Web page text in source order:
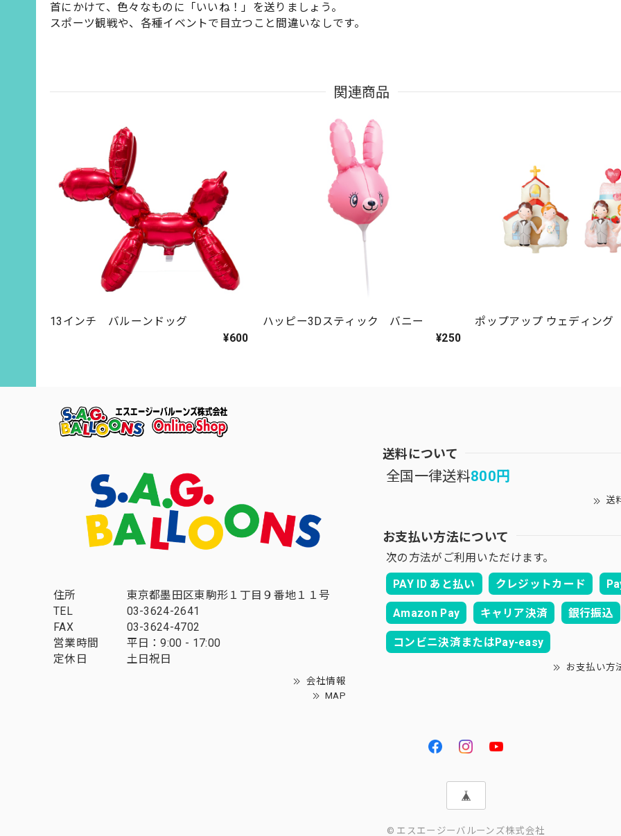
首にかけて、色々なものに「いいね！」を送りましょう。
スポーツ観戦や、各種イベントで目立つこと間違いなしです。
関連商品
13インチ バルーンドッグ
¥600
ハッピー3Dスティック バニー
¥250
ポップアップ ウェディング
住所
東京都墨田区東駒形１丁目９番地１１号
TEL
03-3624-2641
FAX
03-3624-4702
営業時間
平日：9:00 - 17:00
定休日
土日祝日
会社情報
MAP
送料について
全国一律送料800円
送
お支払い方法について
次の方法がご利用いただけます。
PAY ID あと払い
クレジットカード
Amazon Pay キャリア決済 銀行振込
コンビニ決済またはPay-easy
お支払い方
© エスエージーバルーンズ株式会社